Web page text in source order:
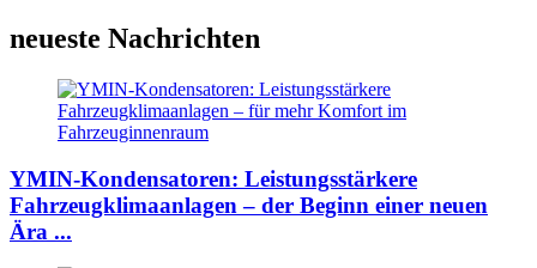
neueste Nachrichten
YMIN-Kondensatoren: Leistungsstärkere
Fahrzeugklimaanlagen – der Beginn einer neuen
Ära ...